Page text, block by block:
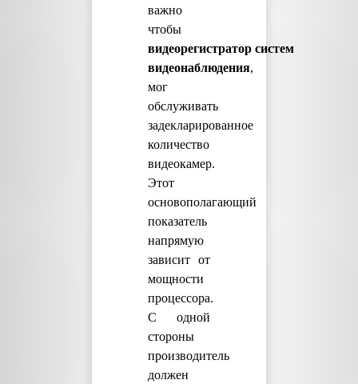
важно
чтобы
видеорегистратор систем
видеонаблюдения,
мог
обслуживать
задекларированное
количество
видеокамер.
Этот
основополагающий
показатель
напрямую
зависит от
мощности
процессора.
С одной
стороны
производитель
должен